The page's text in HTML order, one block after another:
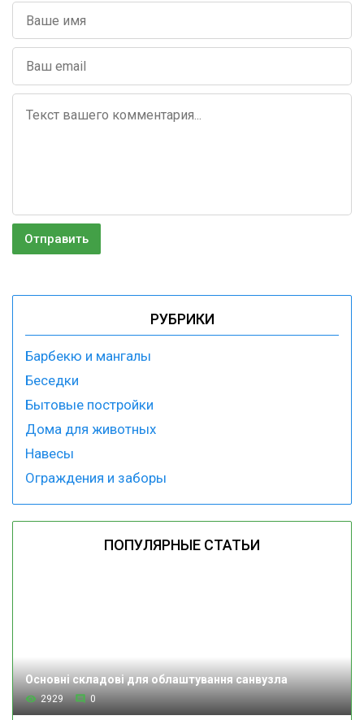
РУБРИКИ
Барбекю и мангалы
Беседки
Бытовые постройки
Дома для животных
Навесы
Ограждения и заборы
ПОПУЛЯРНЫЕ СТАТЬИ
Основні складові для облаштування санвузла
2929 0